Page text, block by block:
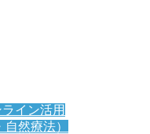
イン活用
然療法）